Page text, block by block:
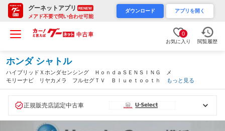
グーネットアプリ RENEW
メアド不要で問い合わせ可能
ダウンロード アプリを開く
0
お気に入り 閲覧履歴
ホンダ シャトル
ハイブリッドＸホンダセンシング ＨｏｎｄａＳＥＮＳＩＮＧ メ
モリーナビ リヤカメラ フルセグＴＶ Ｂｌｕｅｔｏｏｔｈ Ｕ
ＳＢ ＥＴＣ シートヒーター ＬＥＤヘッドライト・フォグライ
もっと見る
正規販売店認定中古車